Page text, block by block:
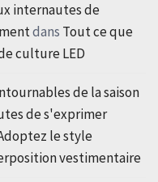
internautes de
dans Tout ce que
culture LED
de la saison
de s'exprimer
le style
vestimentaire